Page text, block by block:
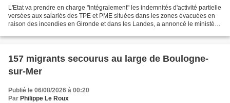
L'Etat va prendre en charge "intégralement" les indemnités d'activité partielle
versées aux salariés des TPE et PME situées dans les zones évacuées en
raison des incendies en Gironde et dans les Landes, a annoncé le ministère
157 migrants secourus au large de Boulogne-
sur-Mer
Publié le 06/08/2026 à 00:20
Par Philippe Le Roux